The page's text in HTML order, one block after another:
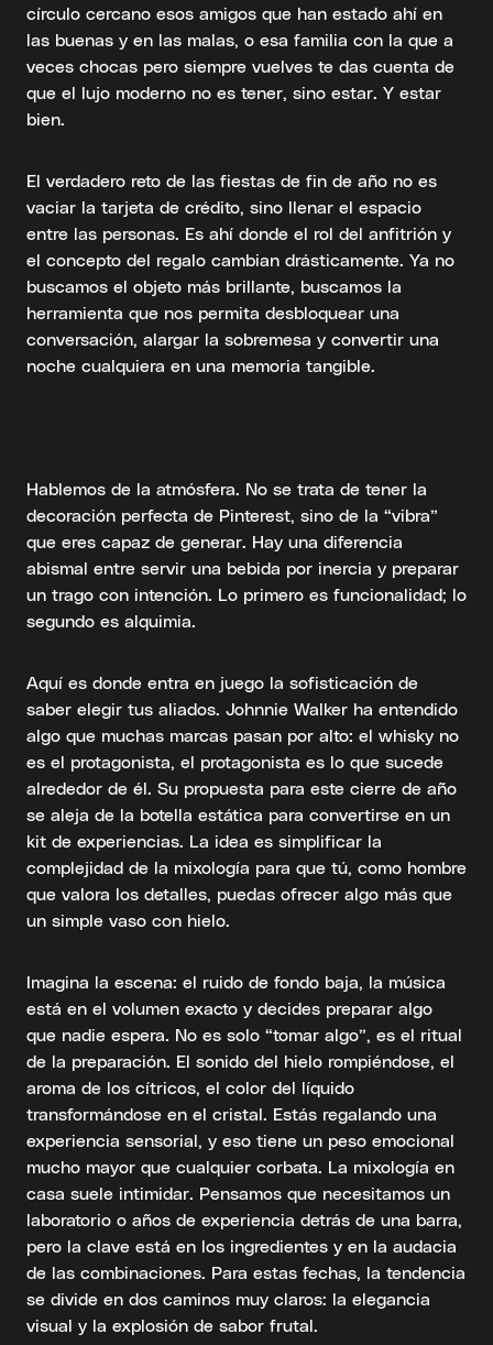
círculo cercano esos amigos que han estado ahí en
las buenas y en las malas, o esa familia con la que a
veces chocas pero siempre vuelves te das cuenta de
que el lujo moderno no es tener, sino estar. Y estar
bien.
El verdadero reto de las fiestas de fin de año no es
vaciar la tarjeta de crédito, sino llenar el espacio
entre las personas. Es ahí donde el rol del anfitrión y
el concepto del regalo cambian drásticamente. Ya no
buscamos el objeto más brillante, buscamos la
herramienta que nos permita desbloquear una
conversación, alargar la sobremesa y convertir una
noche cualquiera en una memoria tangible.
Hablemos de la atmósfera. No se trata de tener la
decoración perfecta de Pinterest, sino de la “vibra”
que eres capaz de generar. Hay una diferencia
abismal entre servir una bebida por inercia y preparar
un trago con intención. Lo primero es funcionalidad; lo
segundo es alquimia.
Aquí es donde entra en juego la sofisticación de
saber elegir tus aliados. Johnnie Walker ha entendido
algo que muchas marcas pasan por alto: el whisky no
es el protagonista, el protagonista es lo que sucede
alrededor de él. Su propuesta para este cierre de año
se aleja de la botella estática para convertirse en un
kit de experiencias. La idea es simplificar la
complejidad de la mixología para que tú, como hombre
que valora los detalles, puedas ofrecer algo más que
un simple vaso con hielo.
Imagina la escena: el ruido de fondo baja, la música
está en el volumen exacto y decides preparar algo
que nadie espera. No es solo “tomar algo”, es el ritual
de la preparación. El sonido del hielo rompiéndose, el
aroma de los cítricos, el color del líquido
transformándose en el cristal. Estás regalando una
experiencia sensorial, y eso tiene un peso emocional
mucho mayor que cualquier corbata. La mixología en
casa suele intimidar. Pensamos que necesitamos un
laboratorio o años de experiencia detrás de una barra,
pero la clave está en los ingredientes y en la audacia
de las combinaciones. Para estas fechas, la tendencia
se divide en dos caminos muy claros: la elegancia
visual y la explosión de sabor frutal.